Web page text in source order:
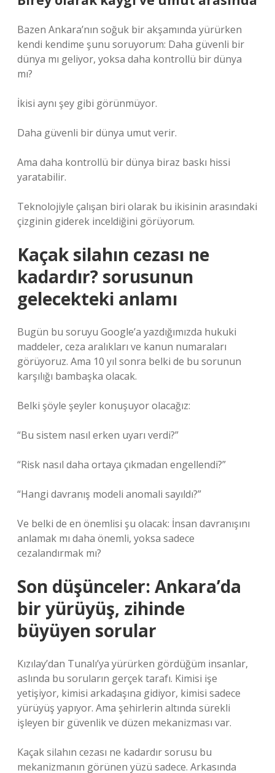
Bazen Ankara’nın soğuk bir akşamında yürürken
kendi kendime şunu soruyorum: Daha güvenli bir
dünya mı geliyor, yoksa daha kontrollü bir dünya
mı?
İkisi aynı şey gibi görünmüyor.
Daha güvenli bir dünya umut verir.
Ama daha kontrollü bir dünya biraz baskı hissi
yaratabilir.
Teknolojiyle çalışan biri olarak bu ikisinin arasındaki
çizginin giderek inceldiğini görüyorum.
Kaçak silahın cezası ne
kadardır? sorusunun
gelecekteki anlamı
Bugün bu soruyu Google’a yazdığımızda hukuki
maddeler, ceza aralıkları ve kanun numaraları
görüyoruz. Ama 10 yıl sonra belki de bu sorunun
karşılığı bambaşka olacak.
Belki şöyle şeyler konuşuyor olacağız:
“Bu sistem nasıl erken uyarı verdi?”
“Risk nasıl daha ortaya çıkmadan engellendi?”
“Hangi davranış modeli anomali sayıldı?”
Ve belki de en önemlisi şu olacak: İnsan davranışını
anlamak mı daha önemli, yoksa sadece
cezalandırmak mı?
Son düşünceler: Ankara’da
bir yürüyüş, zihinde
büyüyen sorular
Kızılay’dan Tunalı’ya yürürken gördüğüm insanlar,
aslında bu soruların gerçek tarafı. Kimisi işe
yetişiyor, kimisi arkadaşına gidiyor, kimisi sadece
yürüyüş yapıyor. Ama şehirlerin altında sürekli
işleyen bir güvenlik ve düzen mekanizması var.
Kaçak silahın cezası ne kadardır sorusu bu
mekanizmanın görünen yüzü sadece. Arkasında